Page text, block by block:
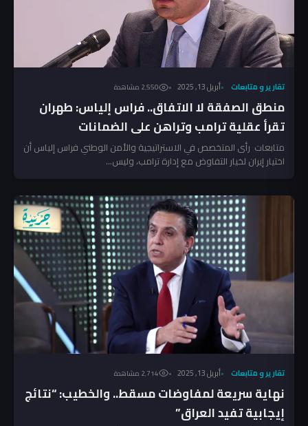
تقارير و متابعات أبريل 13, 2025 2٬550 مشاهدة
منطق الصفقة لا الاتفاق.. فراس إلياس: طهران
تقرأ عقلية ترامب وتراهن على الضمانات
متابعات رأى المتخصص في الاستراتيجية والأمن الوطني فراس إلياس أن
اختيار إيران لخيار التفاوض مع إدارة ترامب، وليس...
تقارير و متابعات أبريل 13, 2025 2٬714 مشاهدة
نهاية سريعة لمفاوضات مسقط.. والخطيب: “نتائج
إيجابية تفيد العراق”